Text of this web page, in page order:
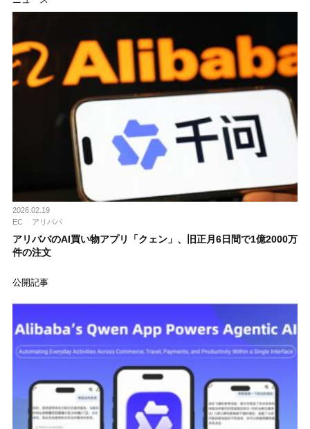
2026.02.19
EC
アリババ
アリババのAI買い物アプリ「クェン」、旧正月6日間で1億2000万
件の注文
公開記事